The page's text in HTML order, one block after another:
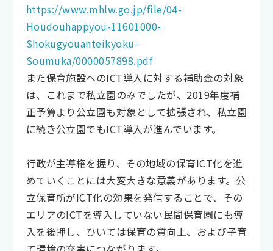
https://www.mhlw.go.jp/file/04-
Houdouhappyou-11601000-
Shokugyouanteikyoku-
Soumuka/0000057898.pdf
また保育施設へのICT導入に対する補助金の対象
は、これまで私立園のみでしたが、2019年度補
正予算より公立園も対象として拡張され、私立園
に続き公立園でもICT導入が進んでいます。
行政が主導権を握り、その地域の保育ICT化を進
めていくことには大変大きな意義があります。公
立保育所がICT化の効果を発信することで、その
エリアのICTを導入していない民間保育園にも導
入を後押し、ひいては保育の質向上、および子育